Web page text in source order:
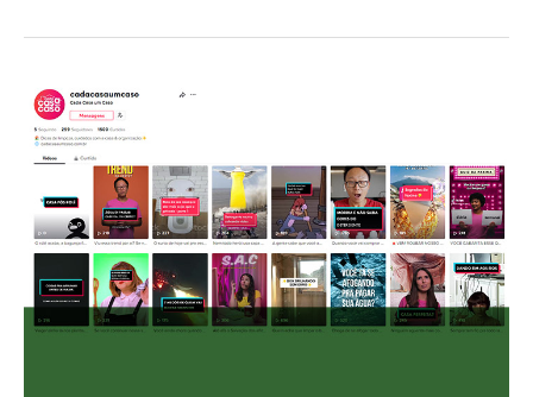
Reckitt
aposta
no
Tik
Tok
para
dicas
aos
seguidores